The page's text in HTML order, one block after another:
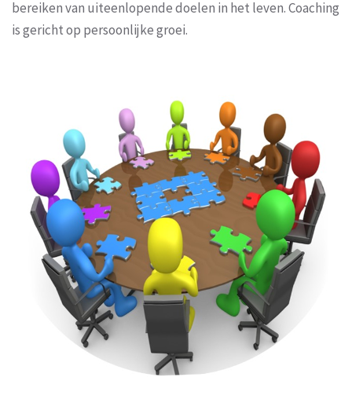
bereiken van uiteenlopende doelen in het leven. Coaching
is gericht op persoonlijke groei.